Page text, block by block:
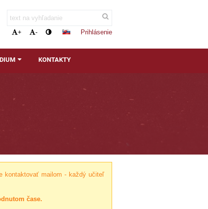
+ - Prihlásenie
KONTAKTY
kontaktovať mailom - každý učiteľ
čase.